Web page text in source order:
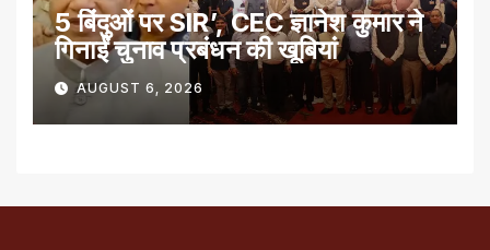
5 बिंदुओं पर SIR’, CEC ज्ञानेश कुमार ने
गिनाईं चुनाव प्रबंधन की खूबियां
AUGUST 6, 2026